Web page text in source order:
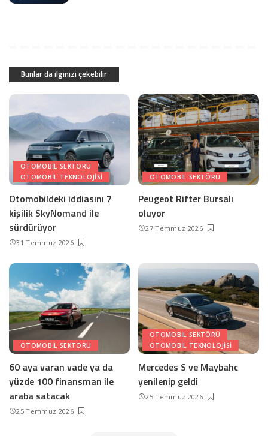
Bunlar da ilginizi çekebilir
OTOMOBIL SEKTÖRÜ
OTOMOBIL TEKNOLOJISI
Otomobildeki iddiasını 7
kişilik SkyNomand ile
sürdürüyor
31 Temmuz 2026
OTOMOBIL SEKTÖRÜ
Peugeot Rifter Bursalı
oluyor
27 Temmuz 2026
OTOMOBIL SEKTÖRÜ
60 aya varan vade ya da
yüzde 100 finansman ile
araba satacak
25 Temmuz 2026
OTOMOBIL SEKTÖRÜ
OTOMOBIL TEKNOLOJISI
Mercedes S ve Maybahc
yenilenip geldi
25 Temmuz 2026